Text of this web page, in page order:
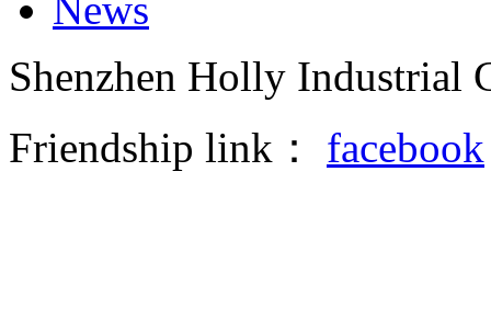
Shenzhen Holly Industrial
Friendship link：
facebook